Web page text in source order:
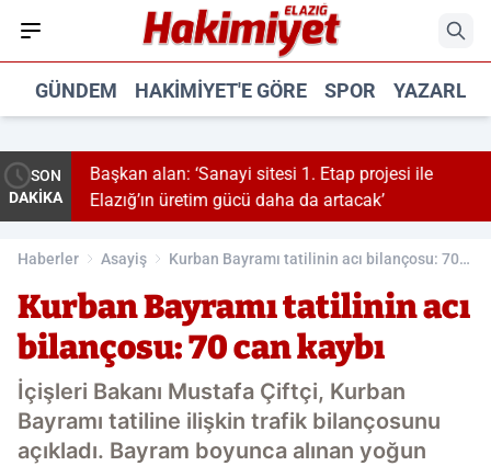
GÜNDEM HAKIMIYET'E GÖRE SPOR
SON
DAKİKA
Başkan alan: ‘Sanayi sitesi 1. Etap projesi ile
Elazığ’ın üretim gücü daha da artacak’
Haberler Asayiş
Kurban Bayramı tatilinin acı bilançosu: 70
Kurban Bayramı tatilinin acı
bilançosu: 70 can kaybı
İçişleri Bakanı Mustafa Çiftçi, Kurban
Bayramı tatiline ilişkin trafik bilançosunu
açıkladı. Bayram boyunca alınan yoğun